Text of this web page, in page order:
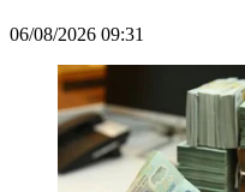
06/08/2026 09:31